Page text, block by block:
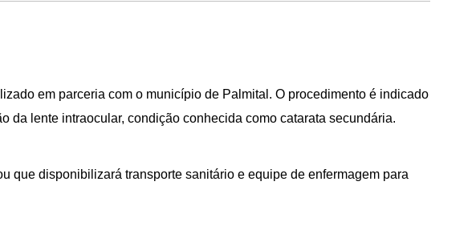
em parceria com o município de Palmital. O procedimento é indicado
da lente intraocular, condição conhecida como catarata secundária.
que disponibilizará transporte sanitário e equipe de enfermagem para